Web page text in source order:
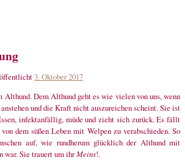
3. Oktober 2017
Althund. Dem Althund geht es wie vielen von uns, wenn
und die Kraft nicht auszureichen scheint. Sie ist
infektanfällig, müde und zieht sich zurück. Es fällt
dem süßen Leben mit Welpen zu verabschieden. So
auf, wie rundherum glücklich der Althund mit
war. Sie trauert um ihrMeins!.